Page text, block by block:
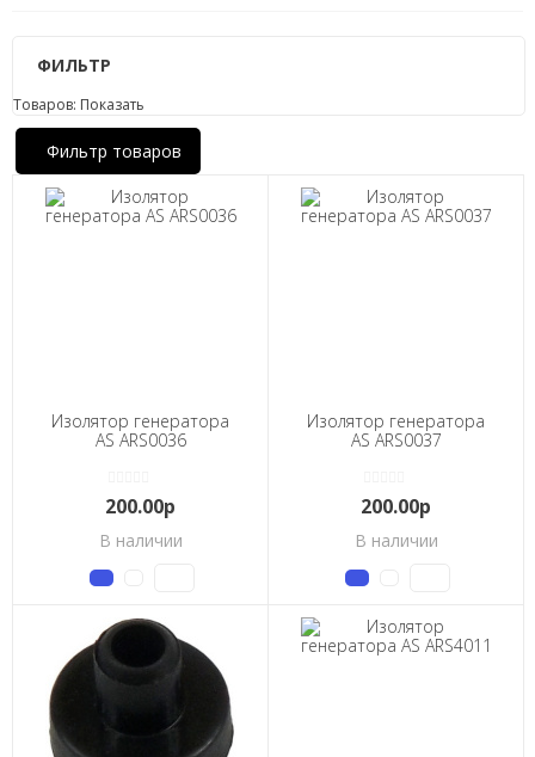
ФИЛЬТР
Товаров: Показать
Фильтр товаров
Изолятор генератора
AS ARS0036
200.00р
В наличии
Изолятор генератора
AS ARS0037
200.00р
В наличии